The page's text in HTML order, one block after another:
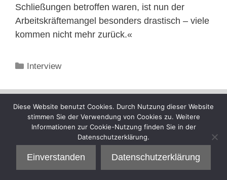
Schließungen betroffen waren, ist nun der
Arbeitskräftemangel besonders drastisch – viele
kommen nicht mehr zurück.«
Kategorien
Interview
Diese Website benutzt Cookies. Durch Nutzung dieser Website
stimmen Sie der Verwendung von Cookies zu. Weitere
Informationen zur Cookie-Nutzung finden Sie in der
Datenschutzerklärung.
Einverstanden Datenschutzerklärung